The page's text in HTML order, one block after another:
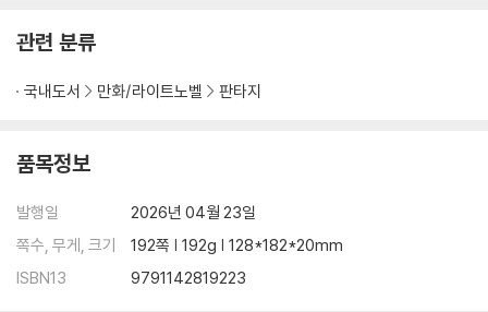
관련 분류
국내도서 만화/라이트노벨 판타지
품목정보
발행일
2026년 04월 23일
쪽수, 무게, 크기
192쪽 | 192g | 128*182*20mm
ISBN13
9791142819223